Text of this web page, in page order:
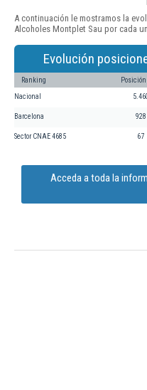
A continuación le mostramos la
Alcoholes Montplet Sau por cada
Evolución
Ranking Posición
Nacional
Barcelona 928
Sector CNAE 4685 67
Acceda a toda la